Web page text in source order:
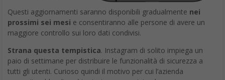
Questi aggiornamenti saranno disponibili gradualmente nei
prossimi sei mesi e consentiranno alle persone di avere un
maggiore controllo sui loro dati condivisi.
Strana questa tempistica. Instagram di solito impiega un
paio di settimane per distribuire le funzionalità di sicurezza a
tutti gli utenti. Curioso quindi il motivo per cui l’azienda